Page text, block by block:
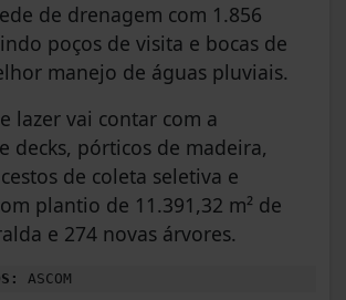
de drenagem com 1.856
poços de visita e bocas de
manejo de águas pluviais.
lazer vai contar com a
decks, pórticos de madeira,
de coleta seletiva e
plantio de 11.391,32 m² de
e 274 novas árvores.
ASCOM